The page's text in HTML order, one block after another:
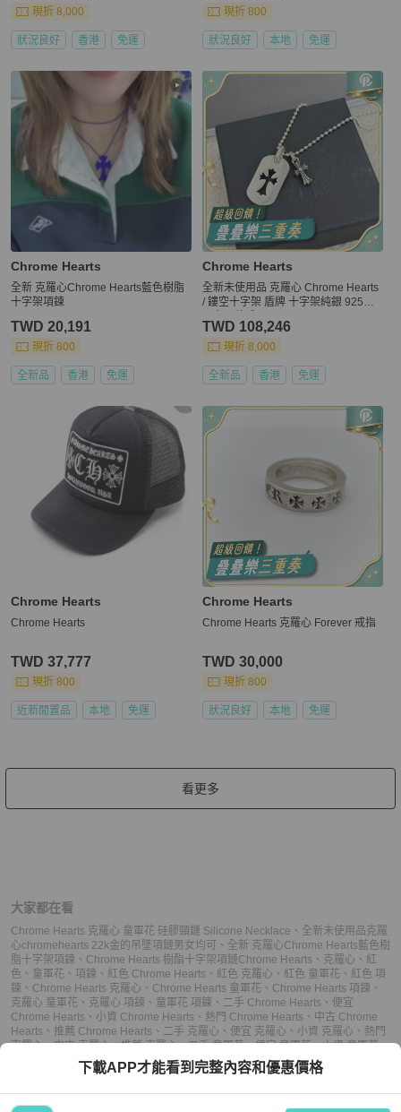
現折 8,000
狀況良好 香港 免運
現折 800
狀況良好 本地 免運
Chrome Hearts
全新 克羅心Chrome Hearts藍色樹脂
十字架項鍊
TWD 20,191
現折 800
全新品 香港 免運
Chrome Hearts
全新未使用品 克羅心 Chrome Hearts
/ 鏤空十字架 盾牌 十字架純銀 925銀
TWD 108,246
現折 8,000
全新品 香港 免運
Chrome Hearts
Chrome Hearts
TWD 37,777
現折 800
近新閒置品 本地 免運
Chrome Hearts
Chrome Hearts 克羅心 Forever 戒指
TWD 30,000
現折 800
狀況良好 本地 免運
看更多
大家都在看
Chrome Hearts 克羅心 童軍花 硅膠頸鏈 Silicone Necklace 、 全新未使用品克羅
心chromehearts 22k金的吊墜項鏈男女均可 、 全新 克羅心Chrome Hearts藍色樹
脂十字架項鍊 、 Chrome Hearts 樹酯十字架項鏈Chrome Hearts 、 克羅心 、 紅
色 、 童軍花 、 項鍊 、 紅色 Chrome Hearts 、 紅色 克羅心 、 紅色 童軍花 、 紅色 項
鍊 、 Chrome Hearts 克羅心 、 Chrome Hearts 童軍花 、 Chrome Hearts 項鍊 、
克羅心 童軍花 、 克羅心 項鍊 、 童軍花 項鍊 、 二手 Chrome Hearts 、 便宜
Chrome Hearts 、 小資 Chrome Hearts 、 熱門 Chrome Hearts 、 中古 Chrome
Hearts 、 推薦 Chrome Hearts 、 二手 克羅心 、 便宜 克羅心 、 小資 克羅心 、 熱門
克羅心、中古 克羅心、推薦 克羅心、二手 童軍花、便宜 童軍花、小資 童軍花、
中古 童軍花、 推薦 童軍花、二手 項鍊、便宜 項鍊、
中古 項鍊、 推薦 項鍊
下載APP才能看到完整內容和優惠價格